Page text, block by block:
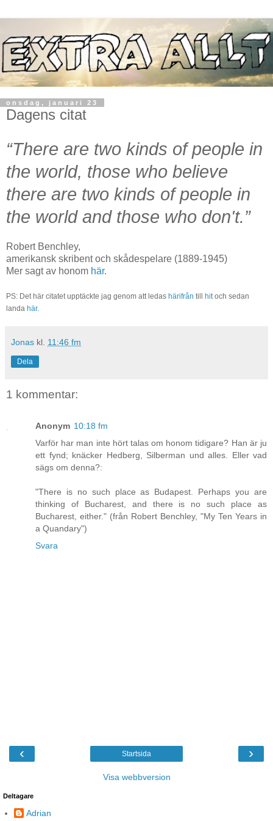
onsdag, januari 23
Dagens citat
“There are two kinds of people in
the world, those who believe
there are two kinds of people in
the world and those who don't.”
Robert Benchley,
amerikansk skribent och skådespelare (1889-1945)
Mer sagt av honom här.
PS: Det här citatet upptäckte jag genom att ledas härifrån till hit och sedan
landa här.
Jonas kl. 11:46 fm
Dela
1 kommentar:
Anonym 10:18 fm
Varför har man inte hört talas om honom tidigare? Han är ju
ett fynd; knäcker Hedberg, Silberman und alles. Eller vad
sägs om denna?:
"There is no such place as Budapest. Perhaps you are
thinking of Bucharest, and there is no such place as
Bucharest, either." (från Robert Benchley, "My Ten Years in
a Quandary")
Svara
‹ ›
Startsida
Visa webbversion
Deltagare
Adrian